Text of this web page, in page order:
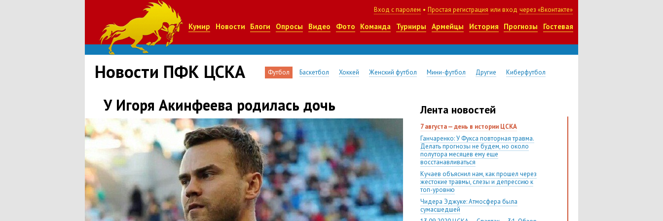
Вход с паролем • Простая регистрация или вход через «Вконтакте»
Кумир Новости Блоги Опросы Видео Фото Команда Турниры Армейцы История Прогнозы Гостевая
Новости ПФК ЦСКА Футбол Баскетбол Хоккей Женский футбол Мини-футбол Другие Киберфутбол
У Игоря Акинфеева родилась дочь Лента новостей
7 августа — день в истории ЦСКА
Ганчаренко: У Фукса повторная травма.
Делать прогнозы не будем, но около
полутора месяцев ему еще
восстанавливаться
Кучаев объяснил нам, как прошел через
жестокие травмы, слезы и депрессию к
топ-уровню
Чидера Эджуке: Атмосфера была
сумасшедшей